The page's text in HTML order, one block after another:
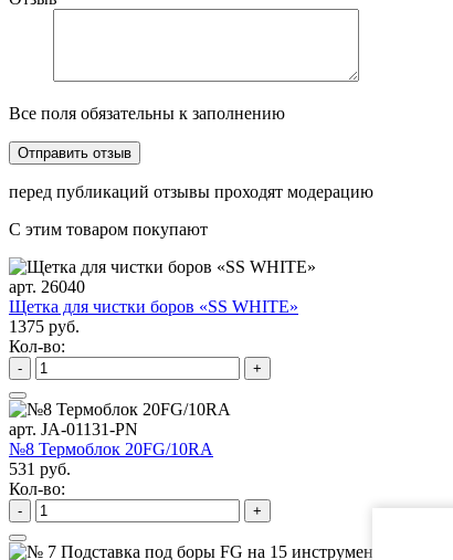
Все поля обязательны к заполнению
перед публикаций отзывы проходят модерацию
С этим товаром покупают
арт. 26040
Щетка для чистки боров «SS WHITE»
1375 руб.
Кол-во:
- +
арт. JA-01131-PN
№8 Термоблок 20FG/10RA
531 руб.
Кол-во:
- +